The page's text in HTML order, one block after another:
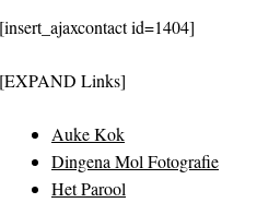
[insert_ajaxcontact id=1404]
[EXPAND Links]
Auke Kok
Dingena Mol Fotografie
Het Parool